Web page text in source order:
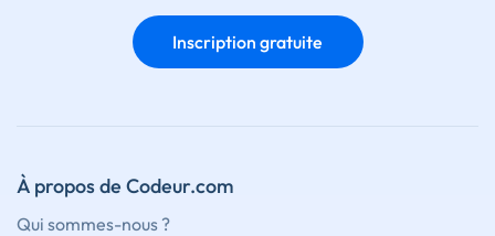
Inscription gratuite
À propos de Codeur.com
Qui sommes-nous ?